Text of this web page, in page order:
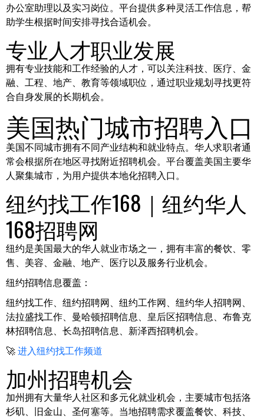
办公室助理以及实习岗位。平台提供多种灵活工作信息，帮
助学生根据时间安排寻找合适机会。
专业人才职业发展
拥有专业技能和工作经验的人才，可以关注科技、医疗、金
融、工程、地产、教育等领域职位，通过职业规划寻找更符
合自身发展的长期机会。
美国热门城市招聘入口
美国不同城市拥有不同产业结构和就业特点。华人求职者通
常会根据所在地区寻找附近招聘机会。平台覆盖美国主要华
人聚集城市，为用户提供本地化招聘入口。
纽约找工作168｜纽约华人
168招聘网
纽约是美国最大的华人就业市场之一，拥有丰富的餐饮、零
售、美容、金融、地产、医疗以及服务行业机会。
纽约招聘信息覆盖：
纽约找工作、纽约招聘网、纽约工作网、纽约华人招聘网、
法拉盛找工作、曼哈顿招聘信息、皇后区招聘信息、布鲁克
林招聘信息、长岛招聘信息、新泽西招聘机会。
🚀 进入纽约找工作频道
加州招聘机会
加州拥有大量华人社区和多元化就业机会，主要城市包括洛
杉矶、旧金山、圣何塞等。当地招聘需求覆盖餐饮、科技、